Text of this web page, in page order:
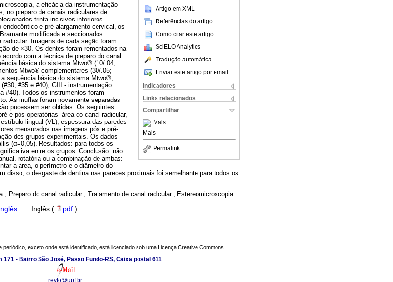
Artigo em XML
Referências do artigo
Como citar este artigo
SciELO Analytics
Tradução automática
Enviar este artigo por email
Indicadores
Links relacionados
Compartilhar
Mais
Mais
Permalink
a eficácia da instrumentação
no preparo de canais radiculares de
trinta incisivos inferiores
e pré-alargamento cervical, os
modificada e seccionados
Imagens de cada seção foram
de ×30. Os dentes foram remontados na
com a técnica de preparo do canal
básica do sistema Mtwo® (10/.04;
Mtwo® complementares (30/.05;
sequência básica do sistema Mtwo®,
#35 e #40); GIII - instrumentação
#40). Todos os instrumentos foram
As muflas foram novamente separadas
pudessem ser obtidas. Os seguintes
e pós-operatórias: área do canal radicular,
lingual (VL), espessura das paredes
mensurados nas imagens pós e pré-
dos grupos experimentais. Os dados
(α=0,05). Resultados: para todos os
entre os grupos. Conclusão: não
rotatória ou a combinação de ambas;
a área, o perímetro e o diâmetro do
disso, o desgaste de dentina nas paredes proximais foi semelhante para todos os
Preparo do canal radicular.; Tratamento de canal radicular.; Estereomicroscopia..
· Inglês ( pdf )
periódico, exceto onde está identificado, está licenciado sob uma Licença Creative Commons
171 - Bairro São José, Passo Fundo-RS, Caixa postal 611
revfo@upf.br